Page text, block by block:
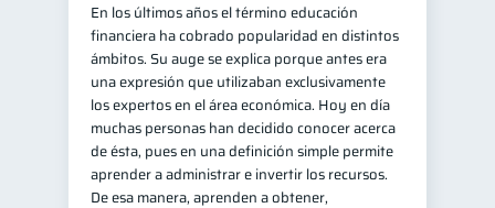
En los últimos años el término educación
financiera ha cobrado popularidad en distintos
ámbitos. Su auge se explica porque antes era
una expresión que utilizaban exclusivamente
los expertos en el área económica. Hoy en día
muchas personas han decidido conocer acerca
de ésta, pues en una definición simple permite
aprender a administrar e invertir los recursos.
De esa manera, aprenden a obtener,